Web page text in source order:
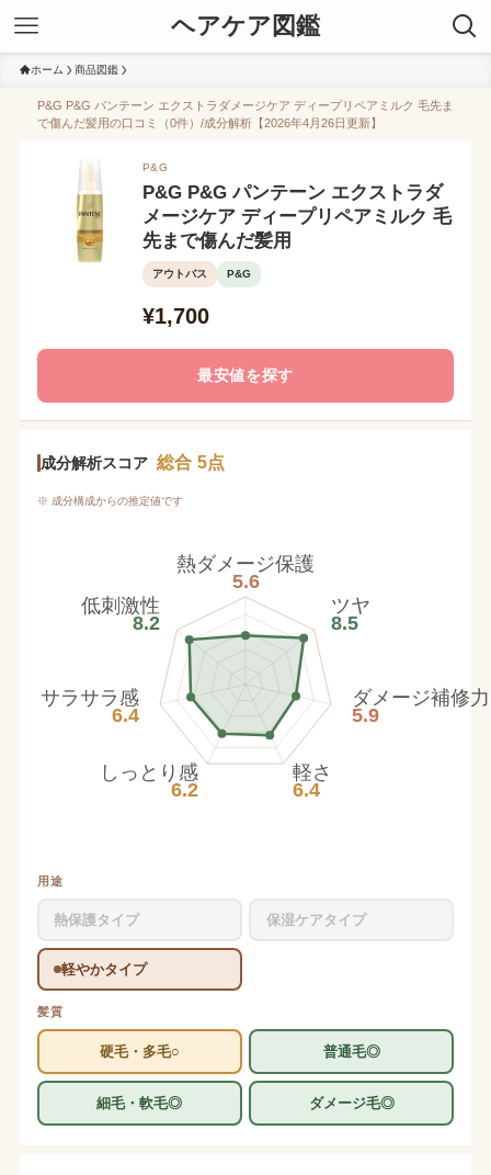
ヘアケア図鑑
ホーム 商品図鑑
P&G P&G パンテーン エクストラダメージケア ディープリペアミルク 毛先ま
で傷んだ髪用の口コミ（0件）/成分解析【2026年4月26日更新】
P&G
P&G P&G パンテーン エクストラダ
メージケア ディープリペアミルク 毛
先まで傷んだ髪用
アウトバス P&G
¥1,700
最安値を探す
成分解析スコア 総合 5点
※ 成分構成からの推定値です
熱ダメージ保護
5.6
ツヤ
8.5
ダメージ補修力
5.9
軽さ
6.4
しっとり感
6.2
サラサラ感
6.4
低刺激性
8.2
用途
熱保護タイプ 保湿ケアタイプ
軽やかタイプ
髪質
硬毛・多毛○ 普通毛◎
細毛・軟毛◎ ダメージ毛◎